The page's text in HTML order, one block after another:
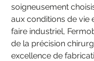
soigneusement
aux conditions de vie
faire industriel,
de la précision
excellence de